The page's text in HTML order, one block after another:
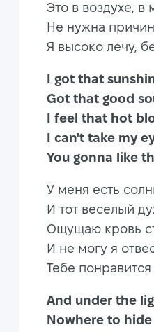
Это в воздухе, в
Не нужна
Я высоко лечу,
I got that
Got that
I feel that hot
I can't take my
You gonna like
У меня есть
И тот веселый
Ощущаю кровь
И не могу я
Тебе
And under
Nowhere to